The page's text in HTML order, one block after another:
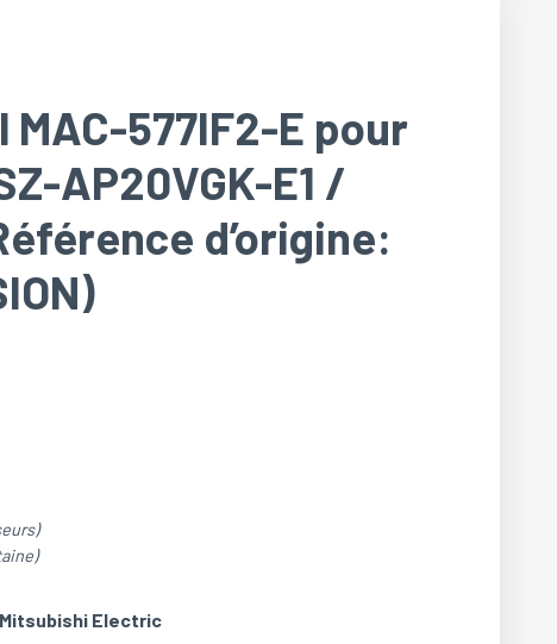
577IF2-E pour
AP20VGK-E1 /
d’origine:
Electric